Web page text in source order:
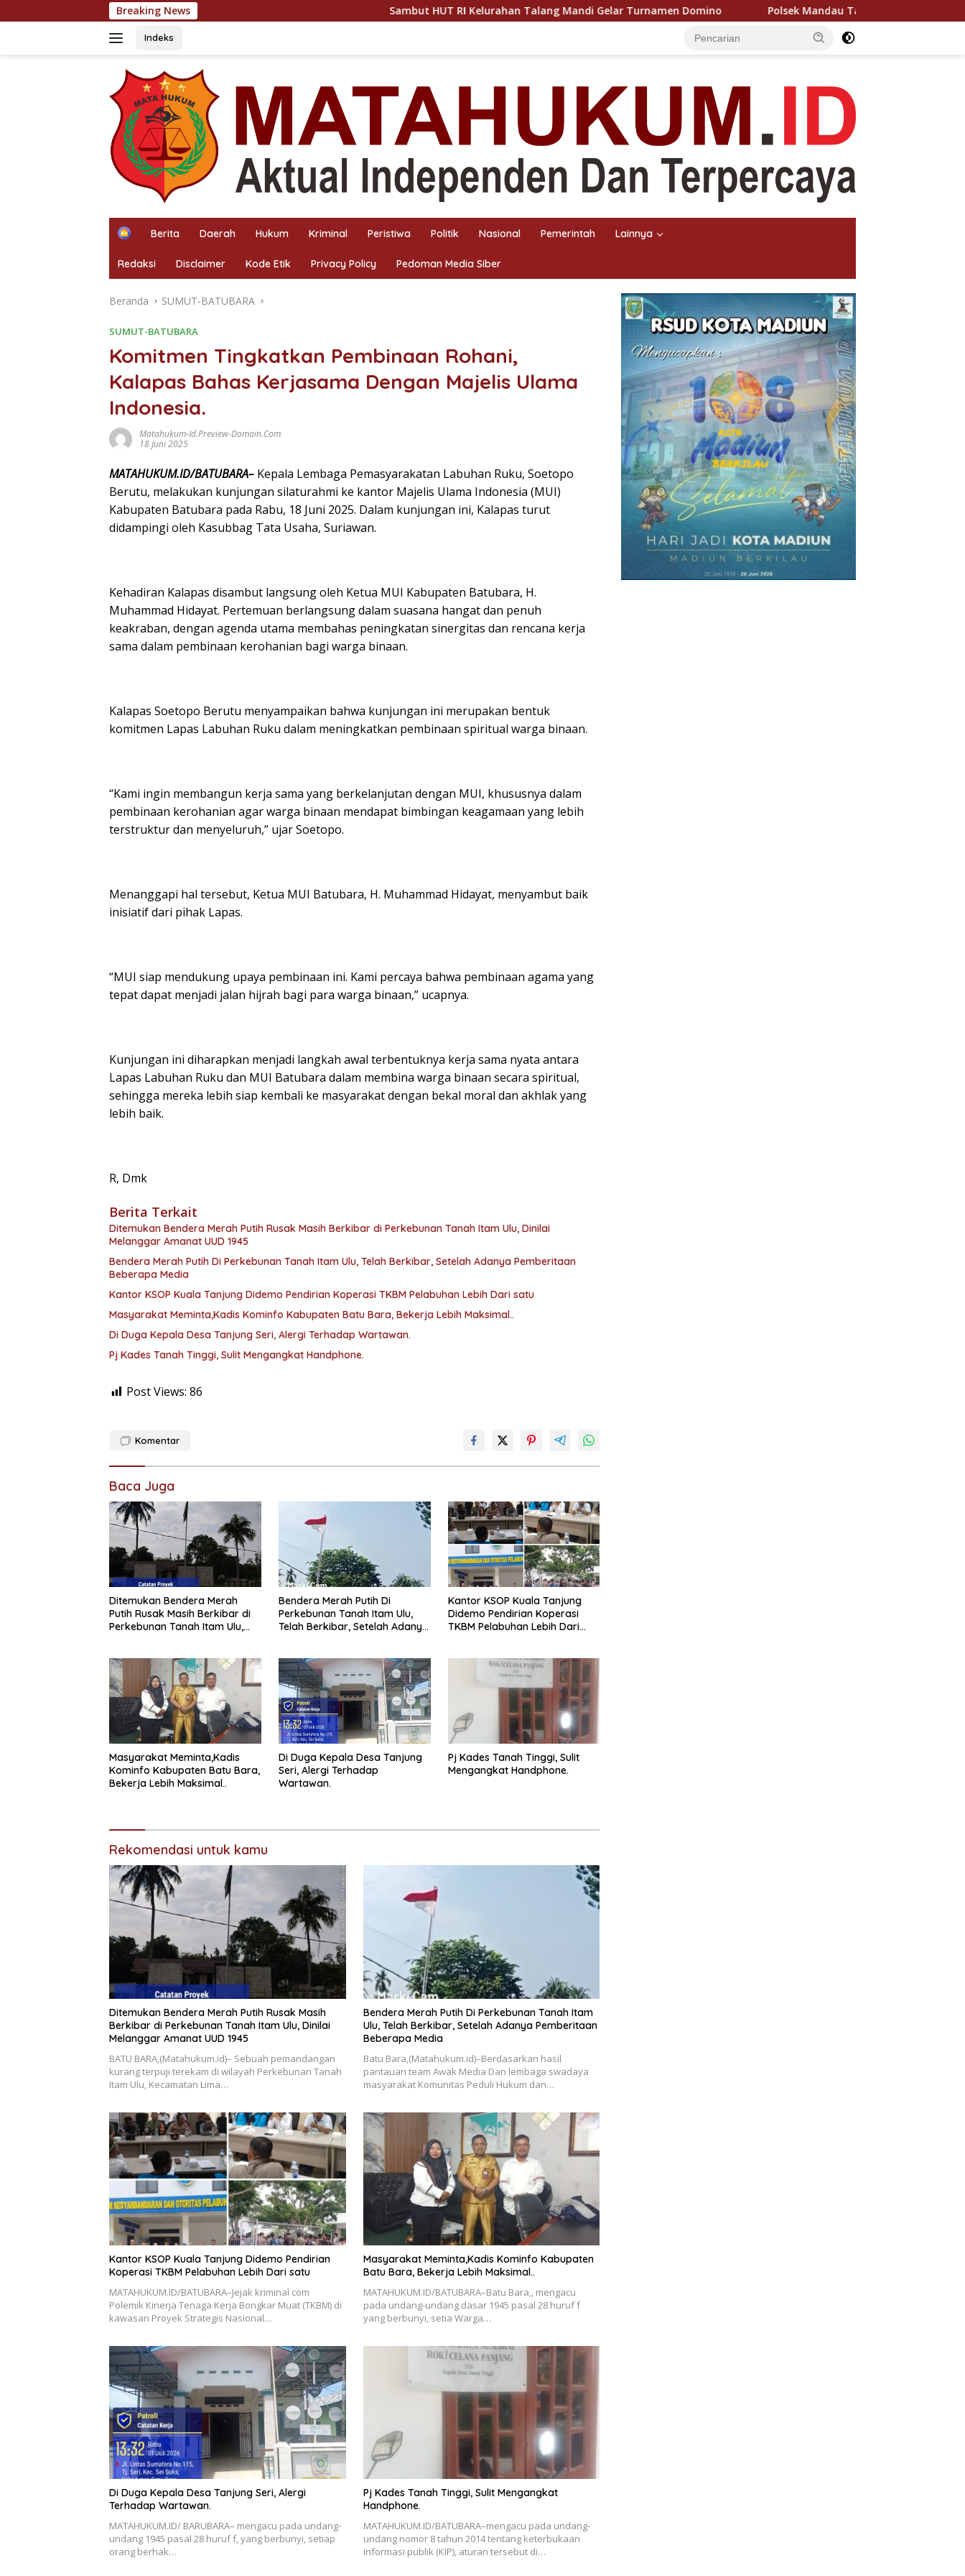
ke
Breaking News Sambut HUT RI Kelurahan Talang Mandi Gelar Turnamen Domino Polsek Mandau Tangkap MR Terduga Pencuri Dompet
Indeks
H
m
e
Berita Daerah Hukum Kriminal Peristiwa Politik Nasional Pemerintah Lainnya
Redaksi Disclaimer Kode Etik Privacy Policy Pedoman Media Siber
Beranda SUMUT-BATUBARA
SUMUT-BATUBARA
Komitmen Tingkatkan Pembinaan Rohani,
Kalapas Bahas Kerjasama Dengan Majelis Ulama
Indonesia.
Matahukum-Id.preview-Domain.com
18 Juni 2025
MATAHUKUM.ID/BATUBARA– Kepala Lembaga Pemasyarakatan Labuhan Ruku, Soetopo
Berutu, melakukan kunjungan silaturahmi ke kantor Majelis Ulama Indonesia (MUI)
Kabupaten Batubara pada Rabu, 18 Juni 2025. Dalam kunjungan ini, Kalapas turut
didampingi oleh Kasubbag Tata Usaha, Suriawan.
Kehadiran Kalapas disambut langsung oleh Ketua MUI Kabupaten Batubara, H.
Muhammad Hidayat. Pertemuan berlangsung dalam suasana hangat dan penuh
keakraban, dengan agenda utama membahas peningkatan sinergitas dan rencana kerja
sama dalam pembinaan kerohanian bagi warga binaan.
Kalapas Soetopo Berutu menyampaikan bahwa kunjungan ini merupakan bentuk
komitmen Lapas Labuhan Ruku dalam meningkatkan pembinaan spiritual warga binaan.
“Kami ingin membangun kerja sama yang berkelanjutan dengan MUI, khususnya dalam
pembinaan kerohanian agar warga binaan mendapat bimbingan keagamaan yang lebih
terstruktur dan menyeluruh,” ujar Soetopo.
Menanggapi hal tersebut, Ketua MUI Batubara, H. Muhammad Hidayat, menyambut baik
inisiatif dari pihak Lapas.
“MUI siap mendukung upaya pembinaan ini. Kami percaya bahwa pembinaan agama yang
tepat dapat menjadi jalan hijrah bagi para warga binaan,” ucapnya.
Kunjungan ini diharapkan menjadi langkah awal terbentuknya kerja sama nyata antara
Lapas Labuhan Ruku dan MUI Batubara dalam membina warga binaan secara spiritual,
sehingga mereka lebih siap kembali ke masyarakat dengan bekal moral dan akhlak yang
lebih baik.
R, Dmk
Berita Terkait
Ditemukan Bendera Merah Putih Rusak Masih Berkibar di Perkebunan Tanah Itam Ulu, Dinilai
Melanggar Amanat UUD 1945
Bendera Merah Putih Di Perkebunan Tanah Itam Ulu, Telah Berkibar, Setelah Adanya Pemberitaan
Beberapa Media
Kantor KSOP Kuala Tanjung Didemo Pendirian Koperasi TKBM Pelabuhan Lebih Dari satu
Masyarakat Meminta,Kadis Kominfo Kabupaten Batu Bara, Bekerja Lebih Maksimal..
Di Duga Kepala Desa Tanjung Seri, Alergi Terhadap Wartawan.
Pj Kades Tanah Tinggi, Sulit Mengangkat Handphone.
Post Views: 86
Komentar
Baca Juga
Ditemukan Bendera Merah
Putih Rusak Masih Berkibar di
Perkebunan Tanah Itam Ulu,
Bendera Merah Putih Di
Perkebunan Tanah Itam Ulu,
Telah Berkibar, Setelah Adanya
Kantor KSOP Kuala Tanjung
Didemo Pendirian Koperasi
TKBM Pelabuhan Lebih Dari
Masyarakat Meminta,Kadis
Kominfo Kabupaten Batu Bara,
Bekerja Lebih Maksimal..
Di Duga Kepala Desa Tanjung
Seri, Alergi Terhadap
Wartawan.
Pj Kades Tanah Tinggi, Sulit
Mengangkat Handphone.
Rekomendasi untuk kamu
Ditemukan Bendera Merah Putih Rusak Masih
Berkibar di Perkebunan Tanah Itam Ulu, Dinilai
Melanggar Amanat UUD 1945
BATU BARA,(Matahukum.id)– Sebuah pemandangan
kurang terpuji terekam di wilayah Perkebunan Tanah
Itam Ulu, Kecamatan Lima…
Bendera Merah Putih Di Perkebunan Tanah Itam
Ulu, Telah Berkibar, Setelah Adanya Pemberitaan
Beberapa Media
Batu Bara,(Matahukum.id)–Berdasarkan hasil
pantauan team Awak Media Dan lembaga swadaya
masyarakat Komunitas Peduli Hukum dan…
Kantor KSOP Kuala Tanjung Didemo Pendirian
Koperasi TKBM Pelabuhan Lebih Dari satu
MATAHUKUM.ID/BATUBARA–Jejak kriminal com
Polemik Kinerja Tenaga Kerja Bongkar Muat (TKBM) di
kawasan Proyek Strategis Nasional…
Masyarakat Meminta,Kadis Kominfo Kabupaten
Batu Bara, Bekerja Lebih Maksimal..
MATAHUKUM.ID/BATUBARA–Batu Bara,, mengacu
pada undang-undang dasar 1945 pasal 28 huruf f
yang berbunyi, setia Warga…
Di Duga Kepala Desa Tanjung Seri, Alergi
Terhadap Wartawan.
MATAHUKUM.ID/ BARUBARA– mengacu pada undang-
undang 1945 pasal 28 huruf f, yang berbunyi, setiap
orang berhak…
Pj Kades Tanah Tinggi, Sulit Mengangkat
Handphone.
MATAHUKUM.ID/BATUBARA–mengacu pada undang-
undang nomor 8 tahun 2014 tentang keterbukaan
informasi publik (KIP), aturan tersebut di…